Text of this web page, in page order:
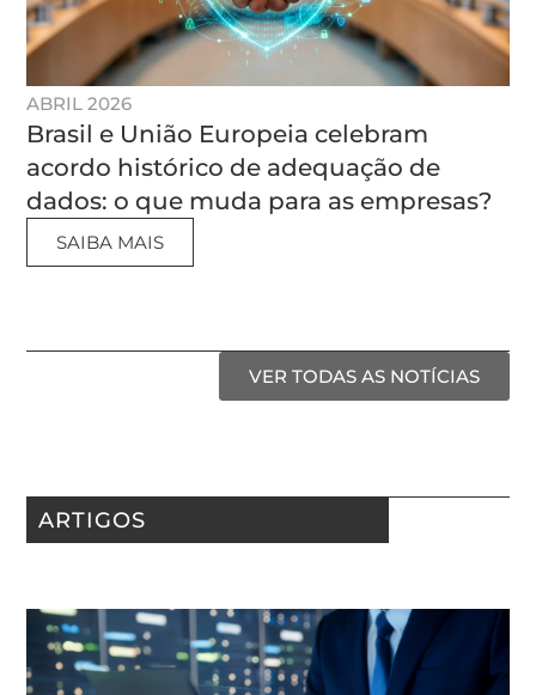
ABRIL 2026
Brasil e União Europeia celebram
acordo histórico de adequação de
dados: o que muda para as empresas?
SAIBA MAIS
VER TODAS AS NOTÍCIAS
ARTIGOS